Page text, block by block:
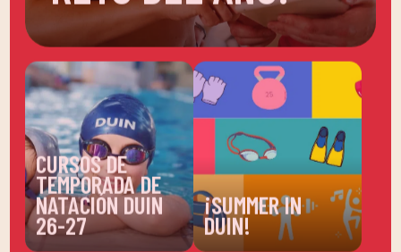
CURSOS DE
TEMPORADA DE
NATACIÓN DUIN
26-27
¡SUMMER IN
DUIN!